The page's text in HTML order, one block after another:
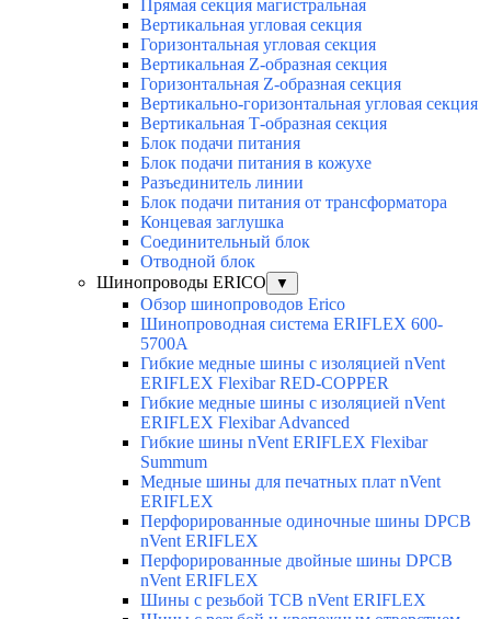
Прямая секция магистральная
Вертикальная угловая секция
Горизонтальная угловая секция
Вертикальная Z-образная секция
Горизонтальная Z-образная секция
Вертикально-горизонтальная угловая секция
Вертикальная Т-образная секция
Блок подачи питания
Блок подачи питания в кожухе
Разъединитель линии
Блок подачи питания от трансформатора
Концевая заглушка
Соединительный блок
Отводной блок
Шинопроводы ERICO
▼
Обзор шинопроводов Erico
Шинопроводная система ERIFLEX 600-
5700A
Гибкие медные шины с изоляцией nVent
ERIFLEX Flexibar RED-COPPER
Гибкие медные шины с изоляцией nVent
ERIFLEX Flexibar Advanced
Гибкие шины nVent ERIFLEX Flexibar
Summum
Медные шины для печатных плат nVent
ERIFLEX
Перфорированные одиночные шины DPCB
nVent ERIFLEX
Перфорированные двойные шины DPCB
nVent ERIFLEX
Шины с резьбой TCB nVent ERIFLEX